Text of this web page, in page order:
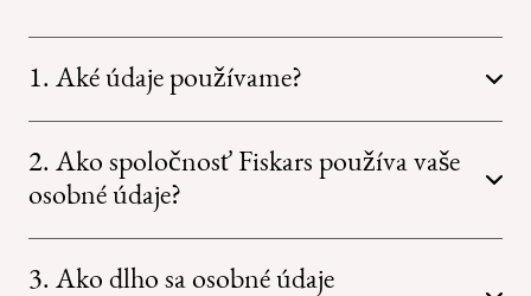
1. Aké údaje používame?
2. Ako spoločnosť Fiskars používa vaše
osobné údaje?
3. Ako dlho sa osobné údaje